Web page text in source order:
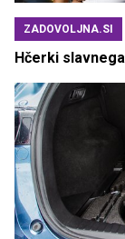
ZADOVOLJNA.SI
Hčerki